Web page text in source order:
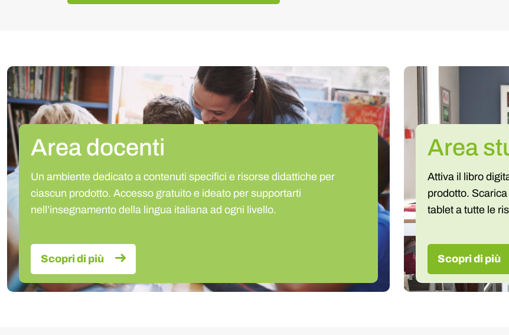
Area docenti
Un ambiente dedicato a contenuti specifici e risorse didattiche per
ciascun prodotto. Accesso gratuito e ideato per supportarti
nell’insegnamento della lingua italiana ad ogni livello.
Scopri di più
Area
Attiva il libro
prodotto.
tablet a tutte le
Scopri di più